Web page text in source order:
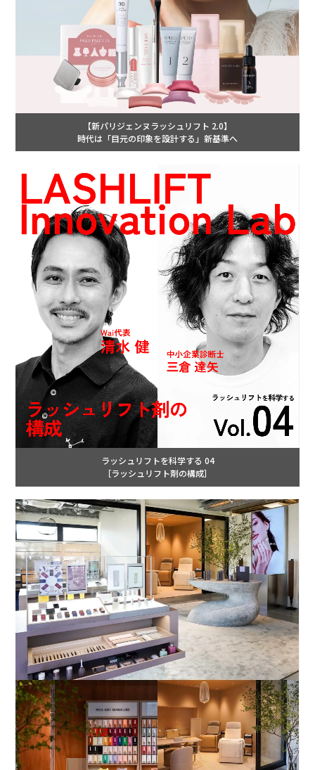
【新パリジェンヌラッシュリフト 2.0】
時代は「目元の印象を設計する」新基準へ
ラッシュリフトを科学する 04
［ラッシュリフト剤の構成］